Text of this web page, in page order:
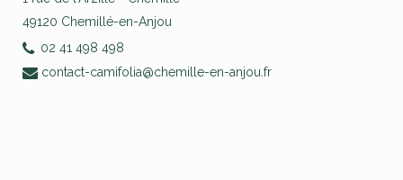
49120 Chemillé-en-Anjou
02 41 498 498
contact-camifolia@chemille-en-anjou.fr